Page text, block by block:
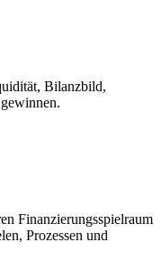
Bilanzbild,
Finanzierungsspielraum
Prozessen und